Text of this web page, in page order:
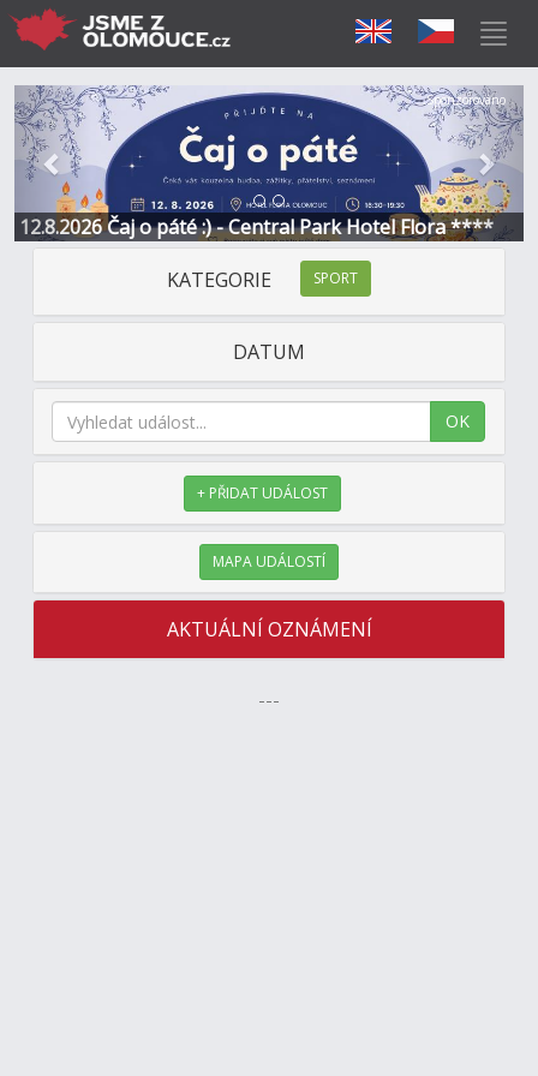
12.8.2026 Čaj o páté :) - Central Park Hotel Flora ****
Předchozí Další
Sponzorováno
KATEGORIE SPORT
DATUM
OK
+ PŘIDAT UDÁLOST
MAPA UDÁLOSTÍ
AKTUÁLNÍ OZNÁMENÍ
---